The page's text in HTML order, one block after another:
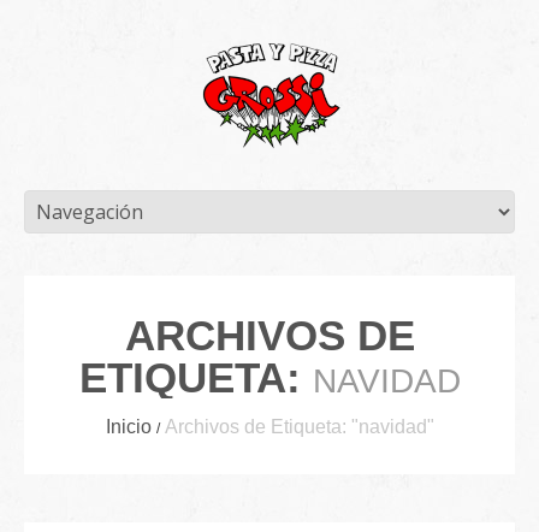
ARCHIVOS DE
ETIQUETA: NAVIDAD
Inicio Archivos de Etiqueta: "navidad"